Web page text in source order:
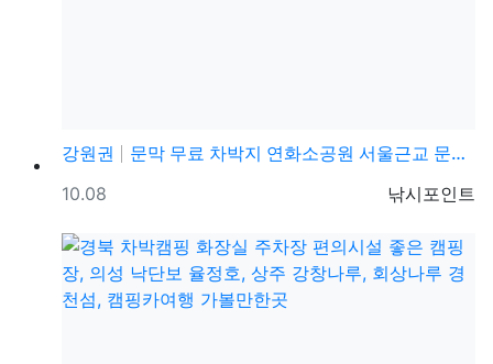
강원권
문막 무료 차박지 연화소공원 서울근교 문막교 무료 차박…
등록자
낚시포인트
등록일
10.08